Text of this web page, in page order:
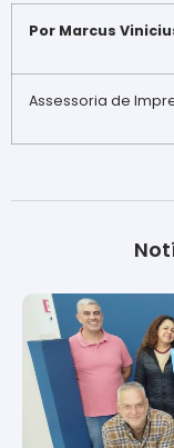
Por Marcus
Assessoria de